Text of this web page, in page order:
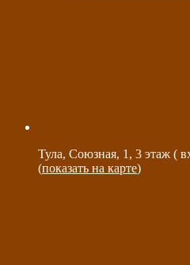
Тула, Союзная, 1, 3 этаж (
(показать на карте)